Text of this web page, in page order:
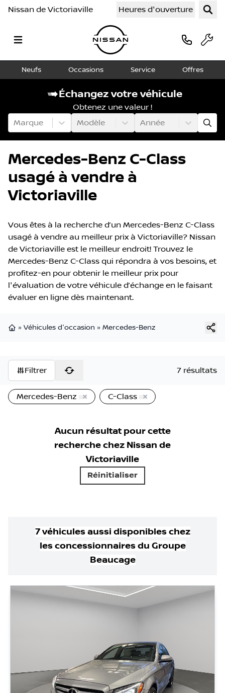
Nissan de Victoriaville Heures d'ouverture
Neufs Occasions Service Offres
Échangez votre véhicule
Obtenez une valeur !
Marque
Modèle Année
Mercedes-Benz C-Class
usagé à vendre à
Victoriaville
Vous êtes à la recherche d’un Mercedes-Benz C-Class
usagé à vendre au meilleur prix à Victoriaville? Nissan
de Victoriaville est le meilleur endroit! Trouvez le
Mercedes-Benz C-Class qui répondra à vos besoins, et
profitez-en pour obtenir le meilleur prix pour
l'évaluation de votre véhicule d’échange en le faisant
évaluer en ligne dès maintenant.
» Véhicules d'occasion » Mercedes-Benz
Filtrer 7 résultats
Mercedes-Benz C-Class
Aucun résultat pour cette
recherche chez Nissan de
Victoriaville
Réinitialiser
7véhicules aussi disponibles chez
les concessionnaires du Groupe
Beaucage